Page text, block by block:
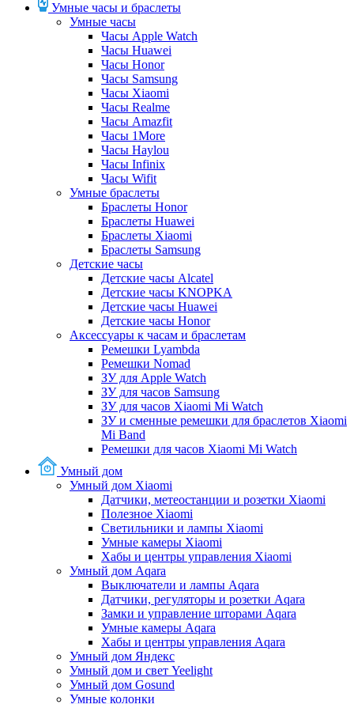
Умные часы и браслеты
Умные часы
Часы Apple Watch
Часы Huawei
Часы Honor
Часы Samsung
Часы Xiaomi
Часы Realme
Часы Amazfit
Часы 1More
Часы Haylou
Часы Infinix
Часы Wifit
Умные браслеты
Браслеты Honor
Браслеты Huawei
Браслеты Xiaomi
Браслеты Samsung
Детские часы
Детские часы Alcatel
Детские часы KNOPKA
Детские часы Huawei
Детские часы Honor
Аксессуары к часам и браслетам
Ремешки Lyambda
Ремешки Nomad
ЗУ для Apple Watch
ЗУ для часов Samsung
ЗУ для часов Xiaomi Mi Watch
ЗУ и сменные ремешки для браслетов Xiaomi
Mi Band
Ремешки для часов Xiaomi Mi Watch
Умный дом
Умный дом Xiaomi
Датчики, метеостанции и розетки Xiaomi
Полезное Xiaomi
Светильники и лампы Xiaomi
Умные камеры Xiaomi
Хабы и центры управления Xiaomi
Умный дом Aqara
Выключатели и лампы Aqara
Датчики, регуляторы и розетки Aqara
Замки и управление шторами Aqara
Умные камеры Aqara
Хабы и центры управления Aqara
Умный дом Яндекс
Умный дом и свет Yeelight
Умный дом Gosund
Умные колонки